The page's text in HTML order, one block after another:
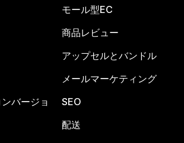
バージョ
モール型EC
商品レビュー
アップセルとバンドル
メールマーケティング
SEO
配送